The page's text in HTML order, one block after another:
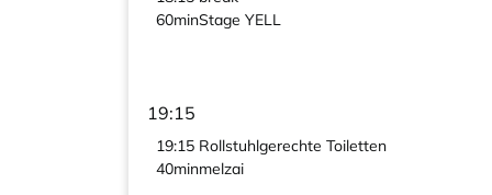
60minStage YELL
19:15
19:15
40min
Rollstuhlgerechte Toiletten
melzai